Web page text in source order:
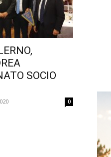
SOCIO
0